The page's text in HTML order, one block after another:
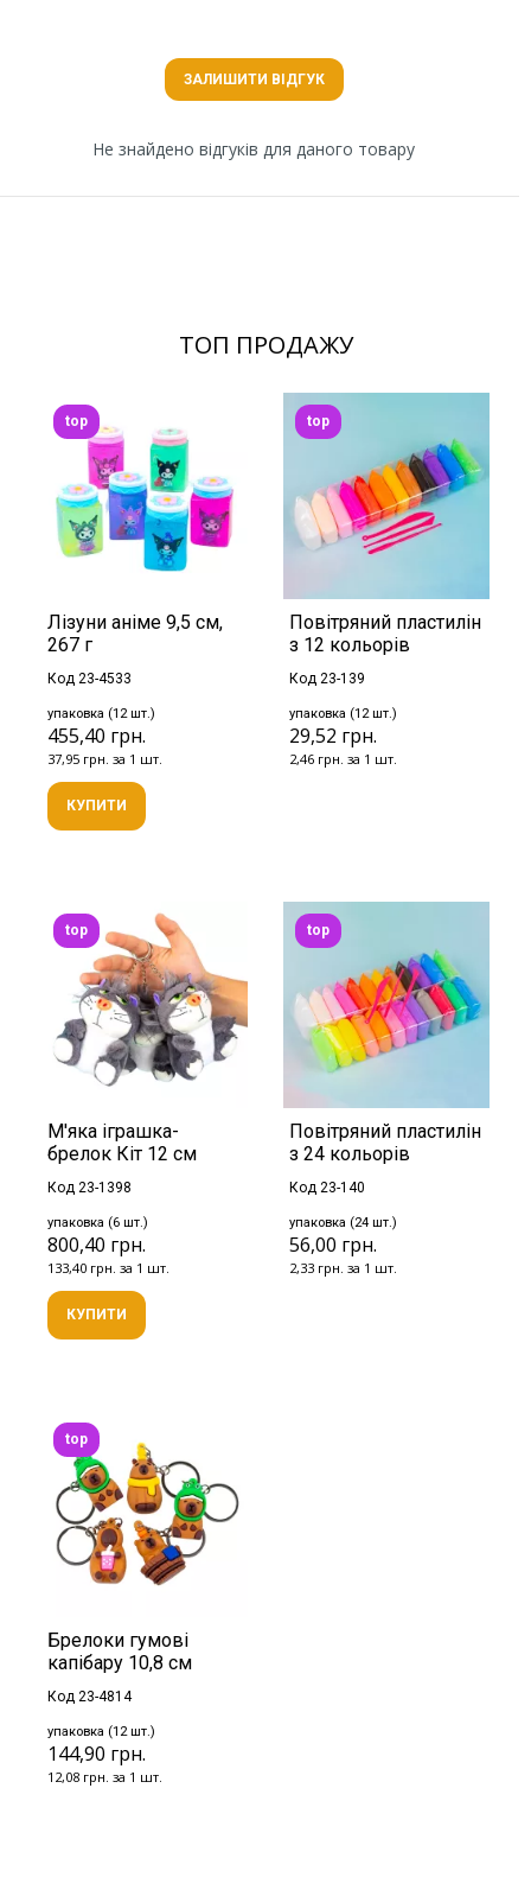
ЗАЛИШИТИ ВІДГУК
Не знайдено відгуків для даного товару
ТОП ПРОДАЖУ
Лізуни аніме 9,5 см,
267 г
Код 23-4533
упаковка (12 шт.)
455,40 грн.
37,95 грн. за 1 шт.
top
КУПИТИ
Повітряний пластилін
з 12 кольорів
Код 23-139
упаковка (12 шт.)
29,52 грн.
2,46 грн. за 1 шт.
top
М'яка іграшка-
брелок Кіт 12 см
Код 23-1398
упаковка (6 шт.)
800,40 грн.
133,40 грн. за 1 шт.
top
КУПИТИ
Повітряний пластилін
з 24 кольорів
Код 23-140
упаковка (24 шт.)
56,00 грн.
2,33 грн. за 1 шт.
top
Брелоки гумові
капібару 10,8 см
Код 23-4814
упаковка (12 шт.)
144,90 грн.
12,08 грн. за 1 шт.
top